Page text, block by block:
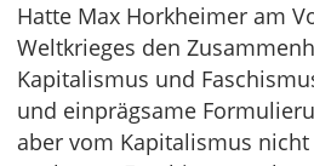
Hatte Max Horkheimer am
Weltkrieges den
Kapitalismus und
und einprägsame
aber vom Kapitalismus